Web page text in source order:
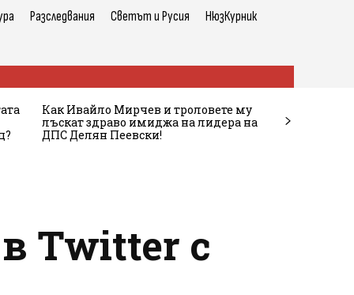
Разследвания Светът и Русия НюзКурник
Как Ивайло Мирчев и троловете му
лъскат здраво имиджа на лидера на
ДПС Делян Пеевски!
Twitter с